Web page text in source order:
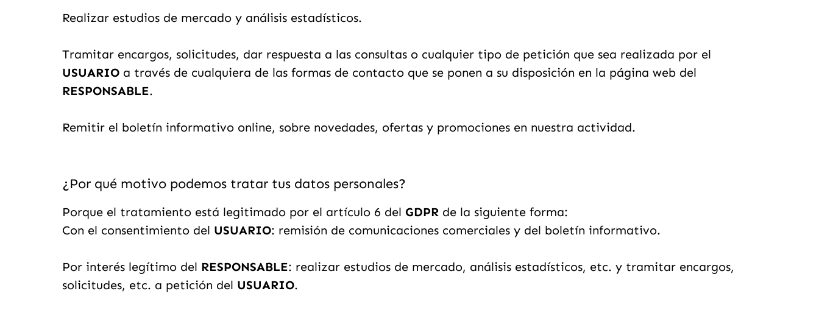
Realizar estudios de mercado y análisis estadísticos.
Tramitar encargos, solicitudes, dar respuesta a las consultas o cualquier tipo de petición que sea realizada por el
USUARIO a través de cualquiera de las formas de contacto que se ponen a su disposición en la página web del
RESPONSABLE.
Remitir el boletín informativo online, sobre novedades, ofertas y promociones en nuestra actividad.
¿Por qué motivo podemos tratar tus datos personales?
Porque el tratamiento está legitimado por el artículo 6 del GDPR de la siguiente forma:
Con el consentimiento del USUARIO: remisión de comunicaciones comerciales y del boletín informativo.
Por interés legítimo del RESPONSABLE: realizar estudios de mercado, análisis estadísticos, etc. y tramitar encargos,
solicitudes, etc. a petición del USUARIO.